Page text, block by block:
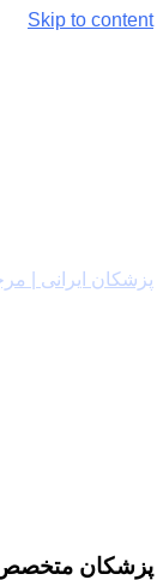
Skip to content
پزشکان ایرانی |
پزشکان متخصص